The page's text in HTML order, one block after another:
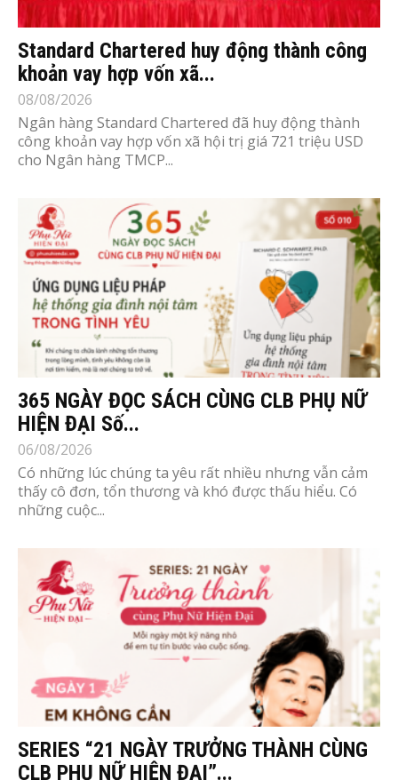
Standard Chartered huy động thành công
khoản vay hợp vốn xã...
08/08/2026
Ngân hàng Standard Chartered đã huy động thành
công khoản vay hợp vốn xã hội trị giá 721 triệu USD
cho Ngân hàng TMCP...
365 NGÀY ĐỌC SÁCH CÙNG CLB PHỤ NỮ
HIỆN ĐẠI Số...
06/08/2026
Có những lúc chúng ta yêu rất nhiều nhưng vẫn cảm
thấy cô đơn, tổn thương và khó được thấu hiểu. Có
những cuộc...
SERIES “21 NGÀY TRƯỞNG THÀNH CÙNG
CLB PHỤ NỮ HIỆN ĐẠI”...